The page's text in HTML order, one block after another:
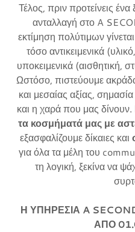
Τέλος, πριν προτείνεις
ανταλλαγή στο A
εκτίμηση πολύτιμων
τόσο αντικειμενικά
υποκειμενικά (αισθητική,
Ωστόσο, πιστεύουμε
και μεσαίας αξίας,
και η χαρά που μας δίνουν.
τα κοσμήματά μας με
εξασφαλίζουμε δίκαιες και
για όλα τα μέλη του
τη λογική, ξεκίνα να
Η ΥΠΗΡΕΣΙΑ A
ΑΠΟ